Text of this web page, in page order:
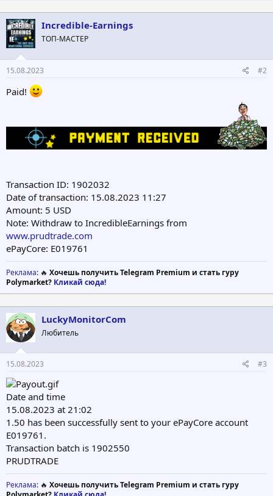
Incredible-Earnings
ТОП-МАСТЕР
15.08.2023 #2
Paid!
Transaction ID: 1902032
Date of transaction: 15.08.2023 11:27
Amount: 5 USD
Note: Withdraw to IncredibleEarnings from
www.prudtrade.com
ePayCore: E019761
Реклама: 🔥 Хочешь получить Telegram Premium и стать гуру
Polymarket? Кликай сюда!
LuckyMonitorCom
Любитель
15.08.2023 #3
Date and time
15.08.2023 at 21:02
1.50 has been successfully sent to your ePayCore account
E019761.
Transaction batch is 1902550
PRUDTRADE
Реклама: 🔥 Хочешь получить Telegram Premium и стать гуру